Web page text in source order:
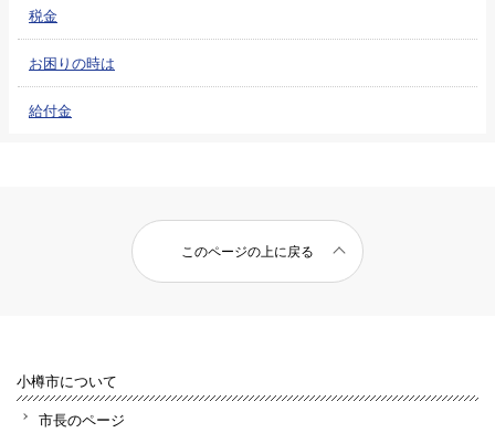
税金
お困りの時は
給付金
このページの上に戻る
小樽市について
市長のページ